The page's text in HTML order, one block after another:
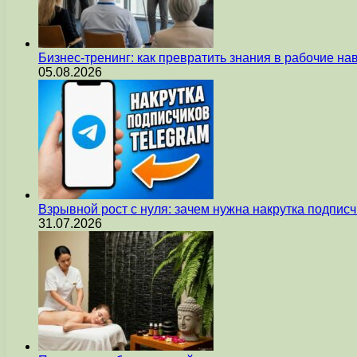
Бизнес-тренинг: как превратить знания в рабочие
05.08.2026
Взрывной рост с нуля: зачем нужна накрутка
31.07.2026